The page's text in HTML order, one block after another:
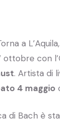
Torna a
ottobre con
. Artista di
4 maggio
di Bach è